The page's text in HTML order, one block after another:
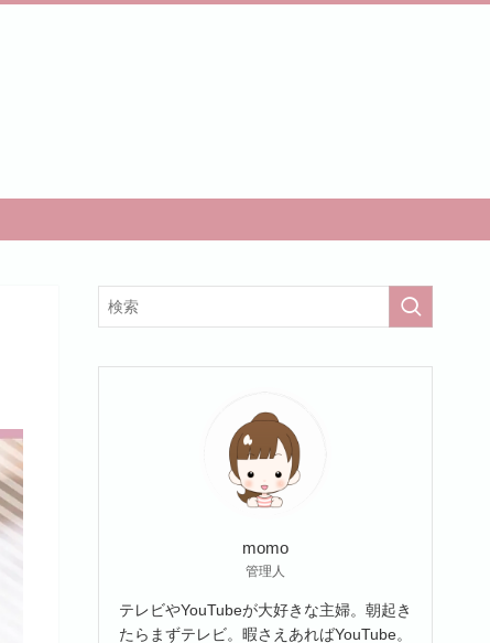
momo
管理人
テレビやYouTubeが大好きな主婦。朝起き
たらまずテレビ。暇さえあればYouTube。